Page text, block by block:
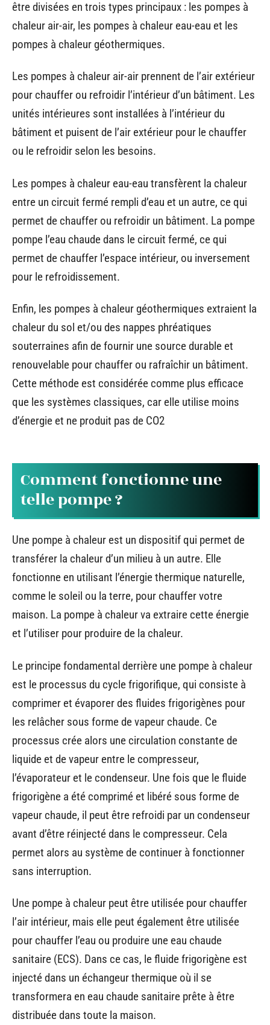
être divisées en trois types principaux : les pompes à
chaleur air-air, les pompes à chaleur eau-eau et les
pompes à chaleur géothermiques.
Les pompes à chaleur air-air prennent de l’air extérieur
pour chauffer ou refroidir l’intérieur d’un bâtiment. Les
unités intérieures sont installées à l’intérieur du
bâtiment et puisent de l’air extérieur pour le chauffer
ou le refroidir selon les besoins.
Les pompes à chaleur eau-eau transfèrent la chaleur
entre un circuit fermé rempli d’eau et un autre, ce qui
permet de chauffer ou refroidir un bâtiment. La pompe
pompe l’eau chaude dans le circuit fermé, ce qui
permet de chauffer l’espace intérieur, ou inversement
pour le refroidissement.
Enfin, les pompes à chaleur géothermiques extraient la
chaleur du sol et/ou des nappes phréatiques
souterraines afin de fournir une source durable et
renouvelable pour chauffer ou rafraîchir un bâtiment.
Cette méthode est considérée comme plus efficace
que les systèmes classiques, car elle utilise moins
d’énergie et ne produit pas de CO2
Comment fonctionne une
telle pompe ?
Une pompe à chaleur est un dispositif qui permet de
transférer la chaleur d’un milieu à un autre. Elle
fonctionne en utilisant l’énergie thermique naturelle,
comme le soleil ou la terre, pour chauffer votre
maison. La pompe à chaleur va extraire cette énergie
et l’utiliser pour produire de la chaleur.
Le principe fondamental derrière une pompe à chaleur
est le processus du cycle frigorifique, qui consiste à
comprimer et évaporer des fluides frigorigènes pour
les relâcher sous forme de vapeur chaude. Ce
processus crée alors une circulation constante de
liquide et de vapeur entre le compresseur,
l’évaporateur et le condenseur. Une fois que le fluide
frigorigène a été comprimé et libéré sous forme de
vapeur chaude, il peut être refroidi par un condenseur
avant d’être réinjecté dans le compresseur. Cela
permet alors au système de continuer à fonctionner
sans interruption.
Une pompe à chaleur peut être utilisée pour chauffer
l’air intérieur, mais elle peut également être utilisée
pour chauffer l’eau ou produire une eau chaude
sanitaire (ECS). Dans ce cas, le fluide frigorigène est
injecté dans un échangeur thermique où il se
transformera en eau chaude sanitaire prête à être
distribuée dans toute la maison.